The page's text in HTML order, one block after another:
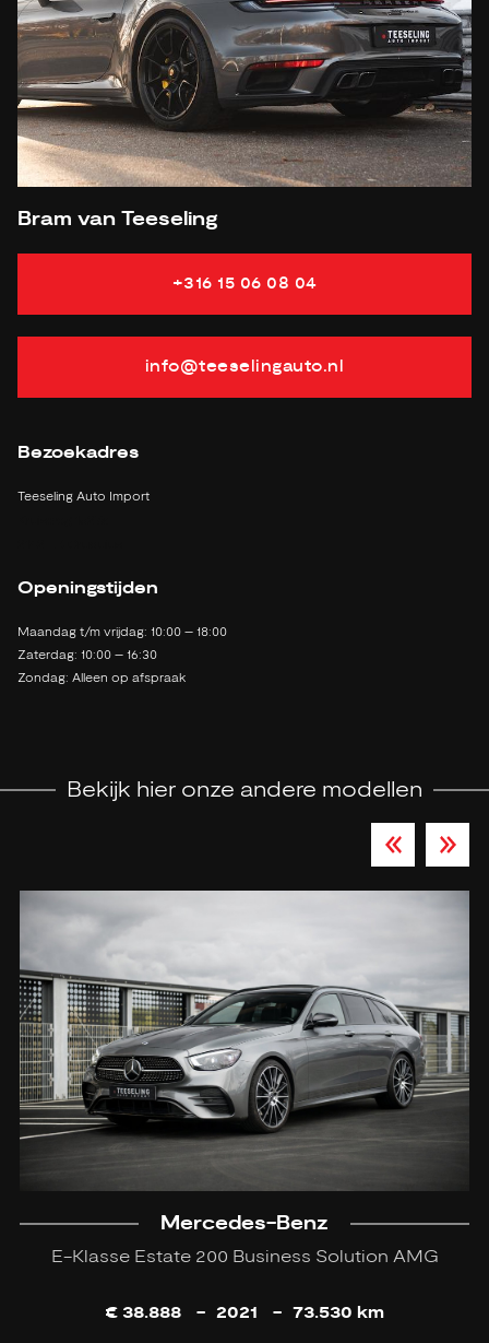
Gewicht 1726 KG
Laadvermogen 474 KG
APK tot 14-06-2027
Onderhoudsboekje aanwezig? Ja, dealeronderhouden
Bijtelling 22 %
Energielabel
Bram van Teeseling
+316 15 06 08 04
info@teeselingauto.nl
Bezoekadres
Teeseling Auto Import
Openingstijden
Maandag t/m vrijdag: 10:00 – 18:00
Zaterdag: 10:00 – 16:30
Zondag: Alleen op afspraak
Bekijk hier onze andere modellen
Mercedes-Benz
E-Klasse Estate 200 Business Solution AMG
€ 38.888 - 2021 - 73.530 km